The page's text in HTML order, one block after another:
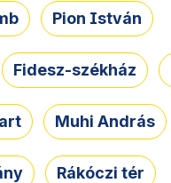
Pion István
Fidesz-székház
Muhi András
Rákóczi tér